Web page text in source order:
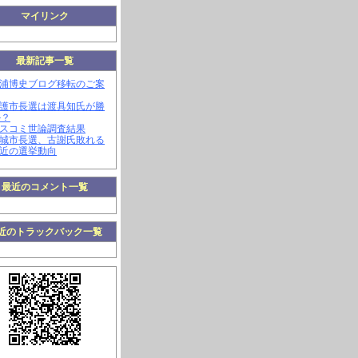
マイリンク
最新記事一覧
博史ブログ移転のご案
市長選は渡具知氏が勝
コミ世論調査結果
市長選、古謝氏敗れる
の選挙動向
最近のコメント一覧
のトラックバック一覧